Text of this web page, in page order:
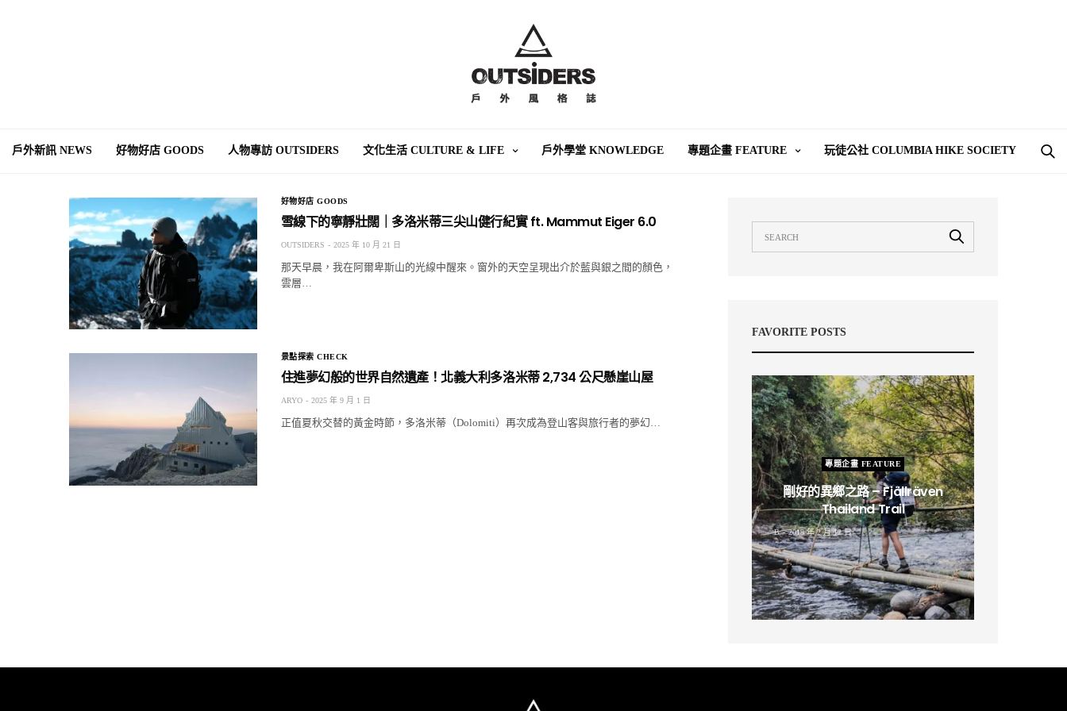
戶外新訊 NEWS 好物好店 GOODS 人物專訪 OUTSIDERS 文化生活 CULTURE & LIFE 戶外學堂 KNOWLEDGE 專題企畫 FEATURE 玩徒公社 COLUMBIA HIKE SOCIETY
好物好店 GOODS
雪線下的寧靜壯闊｜多洛米蒂三尖山健行紀實 ft. Mammut Eiger 6.0
OUTSIDERS 2025 年 10 月 21 日
那天早晨，我在阿爾卑斯山的光線中醒來。窗外的天空呈現出介於藍與銀之間的顏色，
雲層…
景點探索 CHECK
住進夢幻般的世界自然遺產！北義大利多洛米蒂 2,734 公尺懸崖山屋
ARYO 2025 年 9 月 1 日
正值夏秋交替的黃金時節，多洛米蒂（Dolomiti）再次成為登山客與旅行者的夢幻…
FAVORITE POSTS
專題企畫 FEATURE
剛好的異鄉之路 – Fjällräven
Thailand Trail
B 2019 年 2 月 12 日